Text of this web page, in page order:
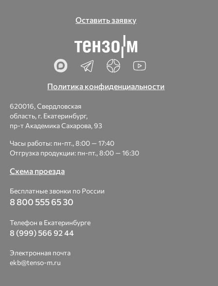
Оставить заявку
Политика конфиденциальности
620016, Свердловская
область, г. Екатеринбург,
пр-т Академика Сахарова, 93
Часы работы: пн-пт., 8:00 — 17:40
Отгрузка продукции: пн-пт., 8:00 — 16:30
Схема проезда
Бесплатные звонки по России
8 800 555 65 30
Телефон в Екатеринбурге
8 (999) 566 92 44
Электронная почта
ekb@tenso-m.ru